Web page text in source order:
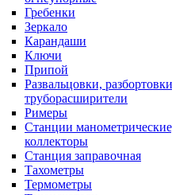
Гребенки
Зеркало
Карандаши
Ключи
Припой
Развальцовки,
труборасширители
Римеры
Станции
коллекторы
Станция заправочная
Тахометры
Термометры